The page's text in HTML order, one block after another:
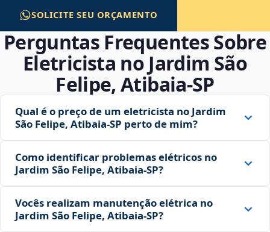
SOLICITE SEU ORÇAMENTO
Perguntas Frequentes Sobre
Eletricista no Jardim São
Felipe, Atibaia‑SP
Qual é o preço de um eletricista no Jardim
São Felipe, Atibaia‑SP perto de mim?
Como identificar problemas elétricos no
Jardim São Felipe, Atibaia‑SP?
Vocês realizam manutenção elétrica no
Jardim São Felipe, Atibaia‑SP?